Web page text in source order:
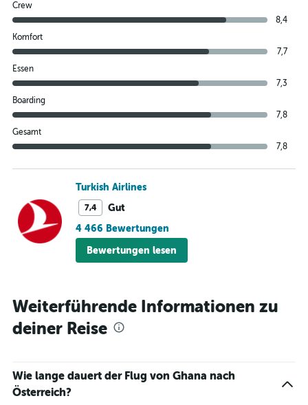
Crew
8,4
Komfort
7,7
Essen
7,3
Boarding
7,8
Gesamt
7,8
Turkish Airlines
7,4
Gut
4 466 Bewertungen
Bewertungen lesen
Weiterführende Informationen zu
deiner Reise
Wie lange dauert der Flug von Ghana nach
Österreich?